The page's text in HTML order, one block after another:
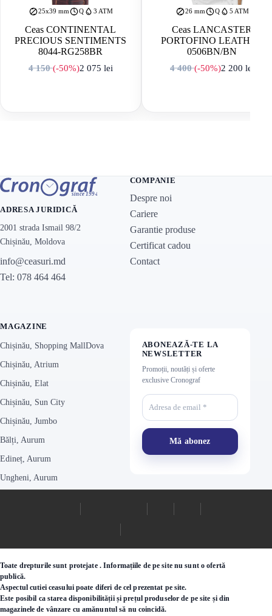
25x39 mm Q 3 ATM
Ceas CONTINENTAL
PRECIOUS SENTIMENTS
8044-RG258BR
4 150(-50%)
Prețul inițial a fost: 4 150 lei.
2 075 lei
Prețul curent este: 2 075 lei.
26 mm Q 5 ATM
Ceas LANCASTER
PORTOFINO LEATHER
0506BN/BN
4 400(-50%)
Prețul inițial a
2 200 lei
Prețul curent
ADRESA JURIDICĂ
2001 strada Ismail 98/2
Chișinău, Moldova
info@ceasuri.md
Tel: 078 464 464
COMPANIE
Despre noi
Cariere
Garantie produse
Certificat cadou
Contact
MAGAZINE
Chișinău, Shopping MallDova
Chișinău, Atrium
Chișinău, Elat
Chișinău, Sun City
Chișinău, Jumbo
Bălți, Aurum
Edineț, Aurum
Ungheni, Aurum
ABONEAZĂ-TE LA
NEWSLETTER
Promoții, noutăți și oferte
exclusive Cronograf
Toate drepturile sunt protejate . Informațiile de pe site nu sunt o ofertă
publică.
Aspectul cutiei ceasului poate diferi de cel prezentat pe site.
Este posibil ca starea disponibilității și prețul produselor de pe site și din
magazinele de vânzare cu amănuntul să nu coincidă.